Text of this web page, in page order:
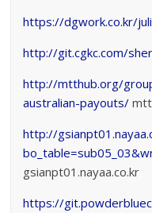
https://dgwork.co.kr/
http://git.cgkc.com/
http://mtthub.org/
australian-payouts/
http://
gsianpt01.nayaa.co.kr
https://